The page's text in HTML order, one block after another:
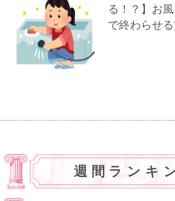
る！？】お
で終わらせ
週間ランキ